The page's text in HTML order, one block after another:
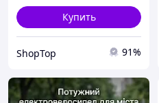
Купить
ShopTop 91%